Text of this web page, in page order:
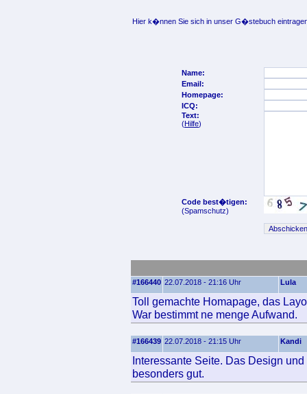
Hier k�nnen Sie sich in unser G�stebuch
Name:
Email:
Homepage:
ICQ:
Text:
(Hilfe)
Code best�tigen:
(Spamschutz)
#166440 22.07.2018 - 21:16 Uhr Lula
Toll gemachte Homapage, das
War bestimmt ne menge Aufwand.
#166439 22.07.2018 - 21:15 Uhr Kandi
Interessante Seite. Das Design
besonders gut.